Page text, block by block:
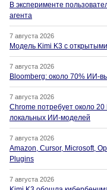
В эксперименте
агента
7 августа 2026
Модель Kimi K3 с
7 августа 2026
Bloomberg: около 70% ИИ-
7 августа 2026
Chrome потребует около 20
локальных ИИ-моделей
7 августа 2026
Amazon, Cursor, Microsoft,
Plugins
7 августа 2026